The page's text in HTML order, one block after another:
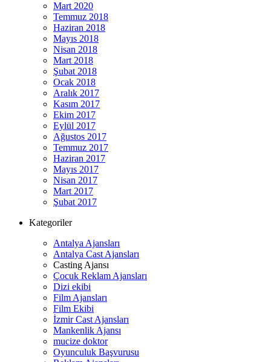
Mart 2020
Temmuz 2018
Haziran 2018
Mayıs 2018
Nisan 2018
Mart 2018
Şubat 2018
Ocak 2018
Aralık 2017
Kasım 2017
Ekim 2017
Eylül 2017
Ağustos 2017
Temmuz 2017
Haziran 2017
Mayıs 2017
Nisan 2017
Mart 2017
Şubat 2017
Kategoriler
Antalya Ajansları
Antalya Cast Ajansları
Casting Ajansı
Çocuk Reklam Ajansları
Dizi ekibi
Film Ajansları
Film Ekibi
İzmir Cast Ajansları
Mankenlik Ajansı
mucize doktor
Oyunculuk Başvurusu